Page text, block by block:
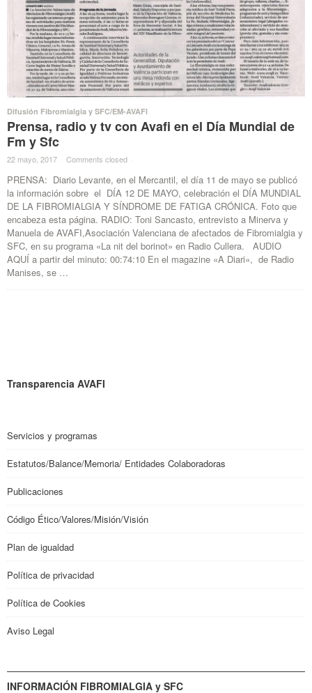
Difusión Fibromialgia y SFC/EM-AVAFI
Prensa, radio y tv con Avafi en el Día Mundial de
Fm y Sfc
22 mayo, 2017 · Comments closed ·
PRENSA: Diario Levante, en el Mercantil, el día 11 de mayo se publicó
la información sobre el DÍA 12 DE MAYO, celebración el DÍA MUNDIAL
DE LA FIBROMIALGIA Y SÍNDROME DE FATIGA CRÓNICA. Foto que
encabeza esta página. RADIO: Toni Sancasto, entrevisto a Minerva y
Manuela de AVAFI,Asociación Valenciana de afectados de Fibromialgia y
SFC, en su programa «La nit del borinot» en Radio Cullera. AUDIO
AQUÍ a partir del minuto: 00:74:10 En el magazine «A Diari«, de Radio
Manises, se …
Transparencia AVAFI
Servicios y programas
Estatutos/Balance/Memoria/ Entidades Colaboradoras
Publicaciones
Código Ético/Valores/Misión/Visión
Plan de igualdad
Política de privacidad
Política de Cookies
Aviso Legal
INFORMACIÓN FIBROMIALGIA y SFC